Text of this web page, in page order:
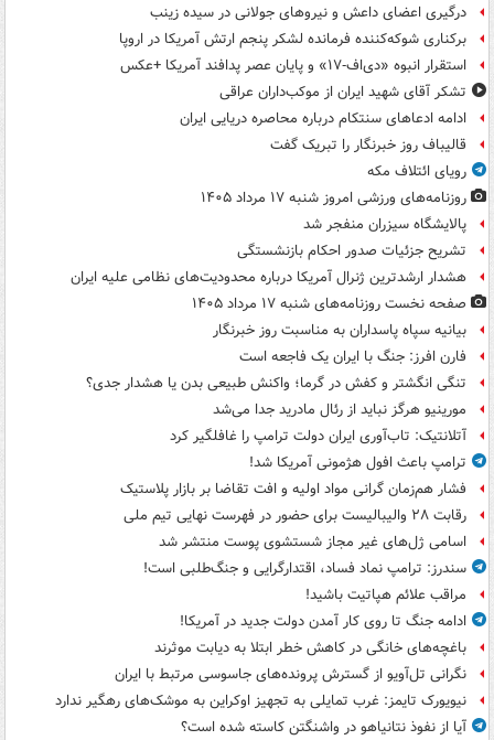
درگیری اعضای داعش و نیروهای جولانی در سیده زینب
برکناری شوکه‌کننده فرمانده لشکر پنجم ارتش آمریکا در اروپا
استقرار انبوه «دی‌اف‑۱۷» و پایان عصر پدافند آمریکا +عکس
تشکر آقای شهید ایران از موکب‌داران عراقی
ادامه ادعاهای سنتکام درباره محاصره دریایی ایران
قالیباف روز خبرنگار را تبریک گفت
رویای ائتلاف مکه
روزنامه‌های ورزشی امروز ‌شنبه ۱۷ مرداد ۱۴۰۵
پالایشگاه سیزران منفجر شد
تشریح جزئیات صدور احکام بازنشستگی
هشدار ارشدترین ژنرال آمریکا درباره محدودیت‌های نظامی علیه ایران
صفحه نخست روزنامه‌های شنبه ۱۷ مرداد ۱۴۰۵
بیانیه سپاه پاسداران به مناسبت روز خبرنگار
فارن افرز: جنگ با ایران یک فاجعه است
تنگی انگشتر و کفش در گرما؛ واکنش طبیعی بدن یا هشدار جدی؟
مورینیو هرگز نباید از رئال مادرید جدا می‌شد
آتلانتیک: تاب‌آوری ایران دولت ترامپ را غافلگیر کرد
ترامپ باعث افول هژمونی آمریکا شد!
فشار هم‌زمان گرانی مواد اولیه و افت تقاضا بر بازار پلاستیک
رقابت ۲۸ والیبالیست برای حضور در فهرست نهایی تیم ملی
اسامی ژل‌های غیر مجاز شستشوی پوست منتشر شد
سندرز: ترامپ نماد فساد، اقتدارگرایی و جنگ‌طلبی است!
مراقب علائم هپاتیت باشید!
ادامه جنگ تا روی کار آمدن دولت جدید در آمریکا!
باغچه‌های خانگی در کاهش خطر ابتلا به دیابت موثرند
نگرانی تل‌آویو از گسترش پرونده‌های جاسوسی مرتبط با ایران
نیویورک تایمز: غرب تمایلی به تجهیز اوکراین به موشک‌های رهگیر ندارد
آیا از نفوذ نتانیاهو در واشنگتن کاسته شده است؟